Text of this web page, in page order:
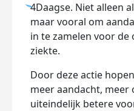
4Daagse. Niet alleen
maar vooral om
in te zamelen voor
ziekte.
Door deze actie
meer aandacht, meer
uiteindelijk betere